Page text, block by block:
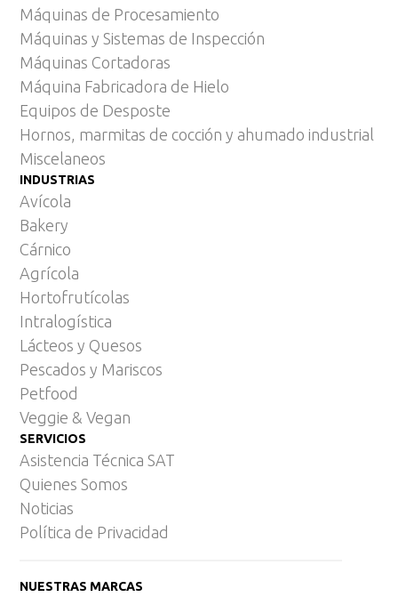
Máquinas de Procesamiento
Máquinas y Sistemas de Inspección
Máquinas Cortadoras
Máquina Fabricadora de Hielo
Equipos de Desposte
Hornos, marmitas de cocción y ahumado industrial
Miscelaneos
INDUSTRIAS
Avícola
Bakery
Cárnico
Agrícola
Hortofrutícolas
Intralogística
Lácteos y Quesos
Pescados y Mariscos
Petfood
Veggie & Vegan
SERVICIOS
Asistencia Técnica SAT
Quienes Somos
Noticias
Política de Privacidad
NUESTRAS MARCAS